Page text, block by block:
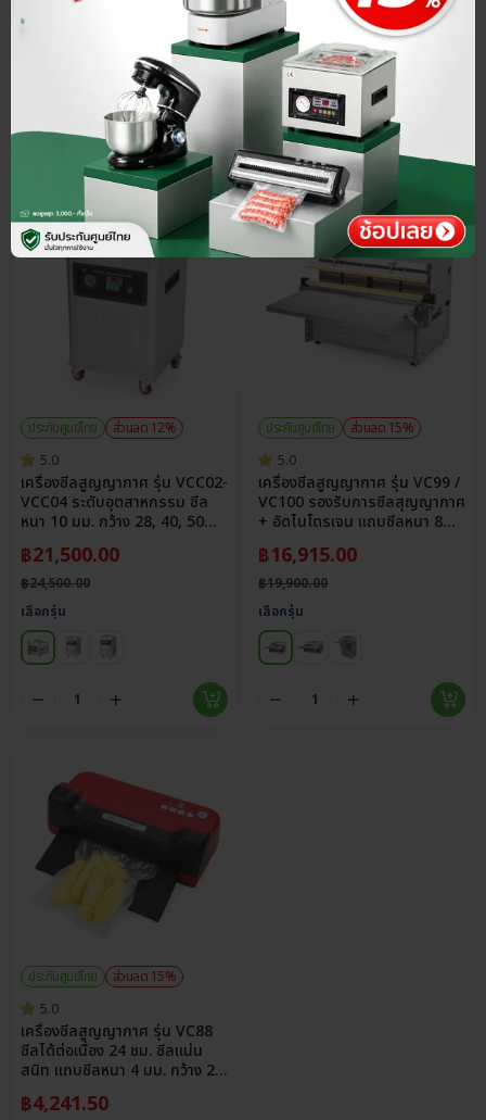
สูญญากาศ
฿
721
฿ 1,832.00
฿2,290.00
คลัง
ประกันศูนย์ไทย
ส่วนลด 12%
5.0
เครื่องซีลสูญญากาศ รุ่น VCC02-
VCC04 ระดับอุตสาหกรรม ซีล
หนา 10 มม. กว้าง 28, 40, 50
฿21,500.00
฿24,500.00
เลือกรุ่น
ประกันศูนย์ไทย
ส่วนลด 15%
5.0
เครื่องซีลสูญญากาศ รุ่น VC99 /
VC100 รองรับการซีลสุญญากาศ
+ อัดไนโตรเจน แถบซีลหนา 8
฿16,915.00
฿19,900.00
เลือกรุ่น
ประกันศูนย์ไทย
ส่วนลด 15%
5.0
เครื่องซีลสูญญากาศ รุ่น VC88
ซีลได้ต่อเนื่อง 24 ชม. ซีลแน่น
สนิท แถบซีลหนา 4 มม. กว้าง 29
฿4,241.50